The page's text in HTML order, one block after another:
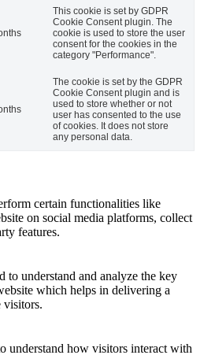
This cookie is set by GDPR
Cookie Consent plugin. The
cookie is used to store the user
consent for the cookies in the
category "Performance".
The cookie is set by the GDPR
Cookie Consent plugin and is
used to store whether or not
user has consented to the use
of cookies. It does not store
any personal data.
certain functionalities like
on social media platforms, collect
features.
to understand and analyze the key
which helps in delivering a
visitors.
understand how visitors interact with